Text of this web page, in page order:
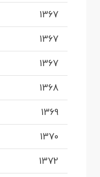
1367
1367
1367
1368
1369
1370
1372